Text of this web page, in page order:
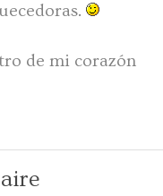
de mi corazón